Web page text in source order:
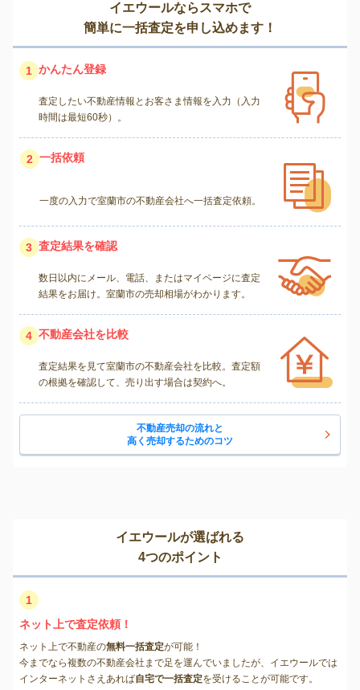
イエウールならスマホで
簡単に一括査定を申し込めます！
1 かんたん登録
査定したい不動産情報とお客さま情報を入力（入力
時間は最短60秒）。
2 一括依頼
一度の入力で室蘭市の不動産会社へ一括査定依頼。
3 査定結果を確認
数日以内にメール、電話、またはマイページに査定
結果をお届け。室蘭市の売却相場がわかります。
4 不動産会社を比較
査定結果を見て室蘭市の不動産会社を比較。査定額
の根拠を確認して、売り出す場合は契約へ。
不動産売却の流れと
高く売却するためのコツ
イエウールが選ばれる
4つのポイント
1
ネット上で査定依頼！
ネット上で不動産の無料一括査定が可能！
今までなら複数の不動産会社まで足を運んでいましたが、イエウールでは
インターネットさえあれば自宅で一括査定を受けることが可能です。